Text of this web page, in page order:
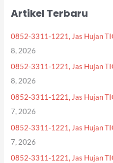
c
Artikel Terbaru
0852-3311-1221, Jas Hujan
8, 2026
0852-3311-1221, Jas Hujan
8, 2026
0852-3311-1221, Jas Hujan
7, 2026
0852-3311-1221, Jas Hujan
7, 2026
0852-3311-1221, Jas Hujan